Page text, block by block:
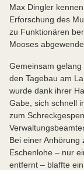
Max Dingler
Erforschung des
zu Funktionären
Mooses
Gemeinsam
den Tagebau am
wurde dank ihrer
Gabe, sich schnell
zum
Bei einer Anhörung
Eschenlohe – nur
entfernt – blaffte